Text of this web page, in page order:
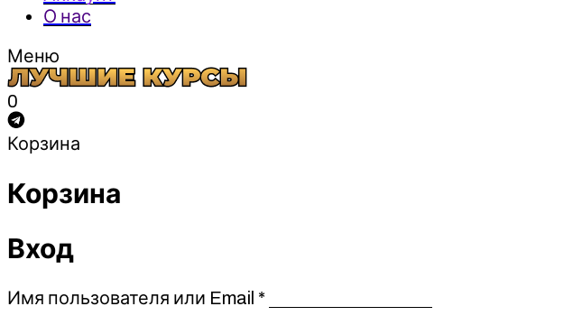
О нас
Меню
0
Корзина
Корзина
Вход
Имя пользователя или Email *Обязательно